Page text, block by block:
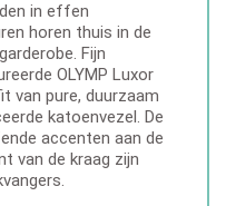
in effen
horen thuis in de
Fijn
OLYMP Luxor
van pure, duurzaam
katoenvezel. De
accenten aan de
van de kraag zijn